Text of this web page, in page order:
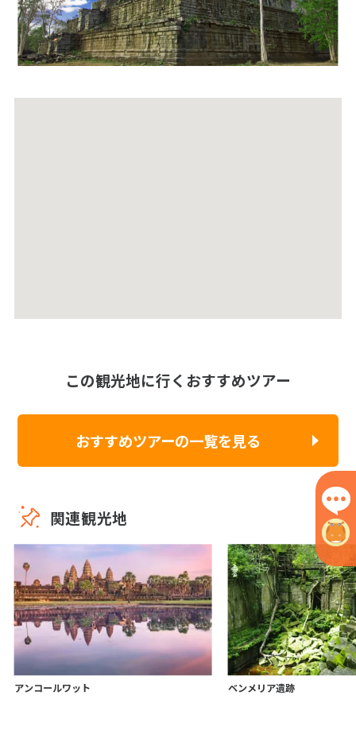
この観光地に行くおすすめツアー
おすすめツアーの一覧を見る
関連観光地
アンコールワット ベンメリア遺跡